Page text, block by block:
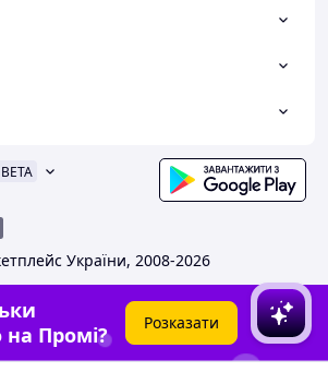
BETA
України, 2008-2026
на Промі?
Розказати